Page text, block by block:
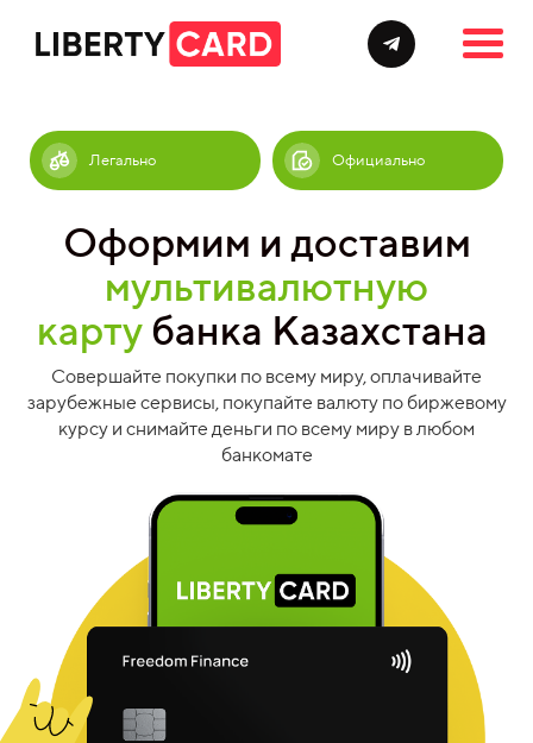
Легально Официально
Оформим и доставим
мультивалютную
карту банка Казахстана
Совершайте покупки по всему миру, оплачивайте
зарубежные сервисы, покупайте валюту по биржевому
курсу и снимайте деньги по всему миру в любом
банкомате